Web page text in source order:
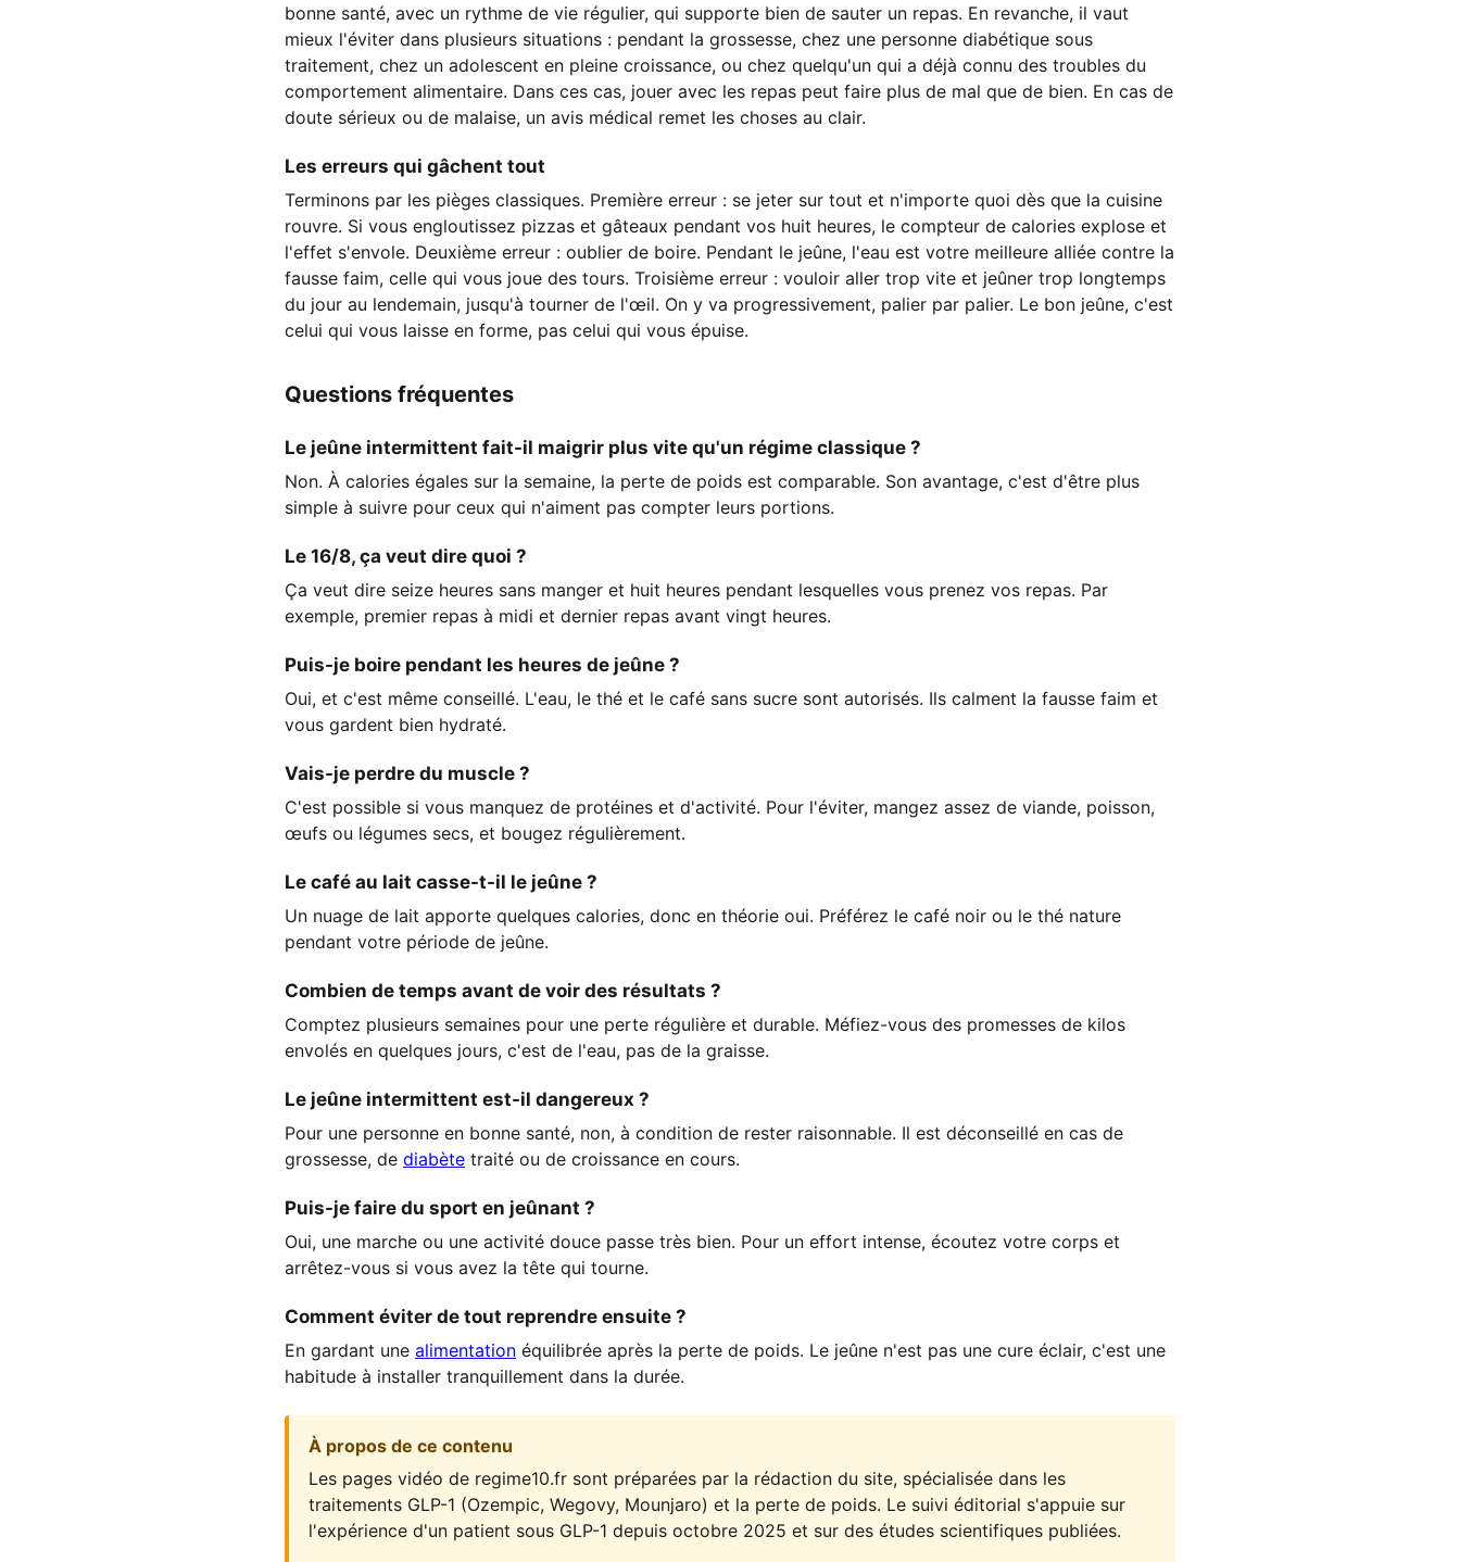
bonne santé, avec un rythme de vie régulier, qui supporte bien de sauter un repas. En revanche, il vaut
mieux l'éviter dans plusieurs situations : pendant la grossesse, chez une personne diabétique sous
traitement, chez un adolescent en pleine croissance, ou chez quelqu'un qui a déjà connu des troubles du
comportement alimentaire. Dans ces cas, jouer avec les repas peut faire plus de mal que de bien. En cas de
doute sérieux ou de malaise, un avis médical remet les choses au clair.
Les erreurs qui gâchent tout
Terminons par les pièges classiques. Première erreur : se jeter sur tout et n'importe quoi dès que la cuisine
rouvre. Si vous engloutissez pizzas et gâteaux pendant vos huit heures, le compteur de calories explose et
l'effet s'envole. Deuxième erreur : oublier de boire. Pendant le jeûne, l'eau est votre meilleure alliée contre la
fausse faim, celle qui vous joue des tours. Troisième erreur : vouloir aller trop vite et jeûner trop longtemps
du jour au lendemain, jusqu'à tourner de l'œil. On y va progressivement, palier par palier. Le bon jeûne, c'est
celui qui vous laisse en forme, pas celui qui vous épuise.
Questions fréquentes
Le jeûne intermittent fait-il maigrir plus vite qu'un régime classique ?
Non. À calories égales sur la semaine, la perte de poids est comparable. Son avantage, c'est d'être plus
simple à suivre pour ceux qui n'aiment pas compter leurs portions.
Le 16/8, ça veut dire quoi ?
Ça veut dire seize heures sans manger et huit heures pendant lesquelles vous prenez vos repas. Par
exemple, premier repas à midi et dernier repas avant vingt heures.
Puis-je boire pendant les heures de jeûne ?
Oui, et c'est même conseillé. L'eau, le thé et le café sans sucre sont autorisés. Ils calment la fausse faim et
vous gardent bien hydraté.
Vais-je perdre du muscle ?
C'est possible si vous manquez de protéines et d'activité. Pour l'éviter, mangez assez de viande, poisson,
œufs ou légumes secs, et bougez régulièrement.
Le café au lait casse-t-il le jeûne ?
Un nuage de lait apporte quelques calories, donc en théorie oui. Préférez le café noir ou le thé nature
pendant votre période de jeûne.
Combien de temps avant de voir des résultats ?
Comptez plusieurs semaines pour une perte régulière et durable. Méfiez-vous des promesses de kilos
envolés en quelques jours, c'est de l'eau, pas de la graisse.
Le jeûne intermittent est-il dangereux ?
Pour une personne en bonne santé, non, à condition de rester raisonnable. Il est déconseillé en cas de
grossesse, de diabète traité ou de croissance en cours.
Puis-je faire du sport en jeûnant ?
Oui, une marche ou une activité douce passe très bien. Pour un effort intense, écoutez votre corps et
arrêtez-vous si vous avez la tête qui tourne.
Comment éviter de tout reprendre ensuite ?
En gardant une alimentation équilibrée après la perte de poids. Le jeûne n'est pas une cure éclair, c'est une
habitude à installer tranquillement dans la durée.
À propos de ce contenu
Les pages vidéo de regime10.fr sont préparées par la rédaction du site, spécialisée dans les
traitements GLP-1 (Ozempic, Wegovy, Mounjaro) et la perte de poids. Le suivi éditorial s'appuie sur
l'expérience d'un patient sous GLP-1 depuis octobre 2025 et sur des études scientifiques publiées.